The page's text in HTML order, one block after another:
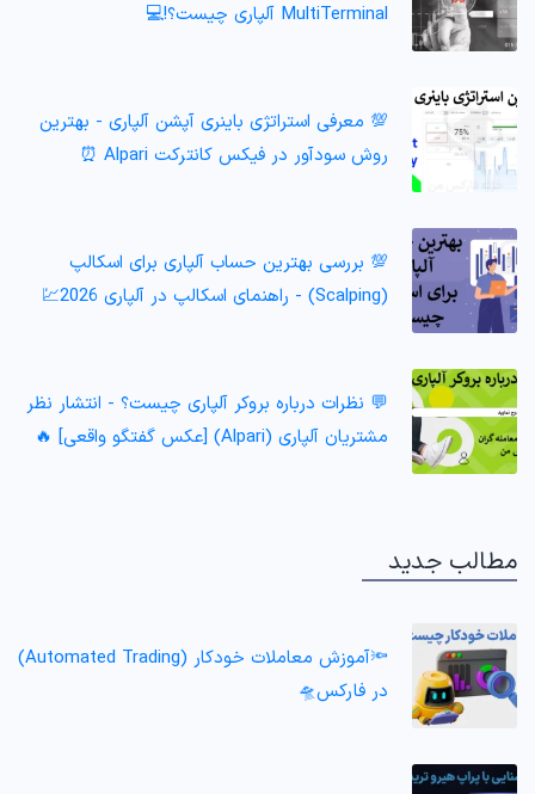
MultiTerminal آلپاری چیست؟!💻
💯 معرفی استراتژی باینری آپشن آلپاری - بهترین
روش سودآور در فیکس کانترکت Alpari ⏰
💯 بررسی بهترین حساب آلپاری برای اسکالپ
(Scalping) - راهنمای اسکالپ در آلپاری 2026💹
💬 نظرات درباره بروکر آلپاری چیست؟ - انتشار نظر
مشتریان آلپاری (Alpari) [عکس گفتگو واقعی] 🔥
مطالب جدید
🔦آموزش معاملات خودکار (Automated Trading)
در فارکس🛸